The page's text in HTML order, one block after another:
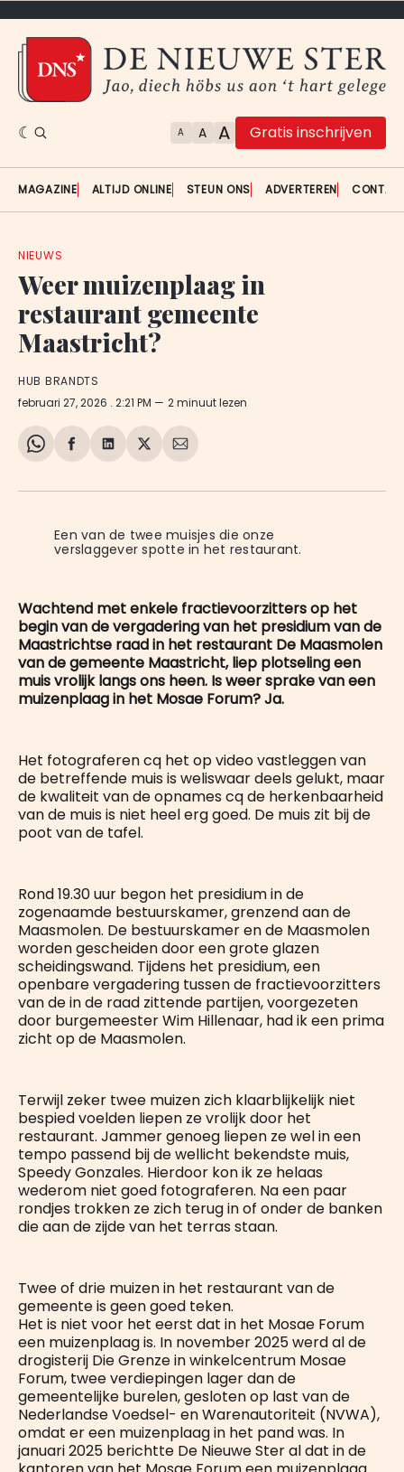
A A A Gratis inschrijven
MAGAZINE ALTIJD ONLINE STEUN ONS ADVERTEREN
NIEUWS
Weer muizenplaag in
restaurant gemeente
Maastricht?
HUB BRANDTS
februari 27, 2026 . 2:21 PM 2 minuut lezen
Share
WhatsApp
Delen
Facebook
Delen
LinkedIn
Share
X
Deel
E-
Een van de twee muisjes die onze
verslaggever spotte in het restaurant.
Wachtend met enkele fractievoorzitters op het
begin van de vergadering van het presidium van de
Maastrichtse raad in het restaurant De Maasmolen
van de gemeente Maastricht, liep plotseling een
muis vrolijk langs ons heen. Is weer sprake van een
muizenplaag in het Mosae Forum? Ja.
Het fotograferen cq het op video vastleggen van
de betreffende muis is weliswaar deels gelukt, maar
de kwaliteit van de opnames cq de herkenbaarheid
van de muis is niet heel erg goed. De muis zit bij de
poot van de tafel.
Rond 19.30 uur begon het presidium in de
zogenaamde bestuurskamer, grenzend aan de
Maasmolen. De bestuurskamer en de Maasmolen
worden gescheiden door een grote glazen
scheidingswand. Tijdens het presidium, een
openbare vergadering tussen de fractievoorzitters
van de in de raad zittende partijen, voorgezeten
door burgemeester Wim Hillenaar, had ik een prima
zicht op de Maasmolen.
Terwijl zeker twee muizen zich klaarblijkelijk niet
bespied voelden liepen ze vrolijk door het
restaurant. Jammer genoeg liepen ze wel in een
tempo passend bij de wellicht bekendste muis,
Speedy Gonzales. Hierdoor kon ik ze helaas
wederom niet goed fotograferen. Na een paar
rondjes trokken ze zich terug in of onder de banken
die aan de zijde van het terras staan.
Twee of drie muizen in het restaurant van de
gemeente is geen goed teken.
Het is niet voor het eerst dat in het Mosae Forum
een muizenplaag is. In november 2025 werd al de
drogisterij Die Grenze in winkelcentrum Mosae
Forum, twee verdiepingen lager dan de
gemeentelijke burelen, gesloten op last van de
Nederlandse Voedsel- en Warenautoriteit (NVWA),
omdat er een muizenplaag in het pand was. In
januari 2025 berichtte De Nieuwe Ster al dat in de